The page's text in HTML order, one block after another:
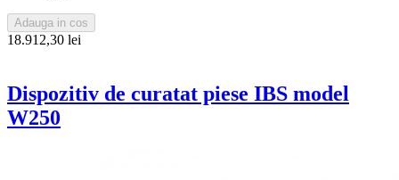
Adauga in cos
18.912,30 lei
Dispozitiv de curatat piese IBS model
W250